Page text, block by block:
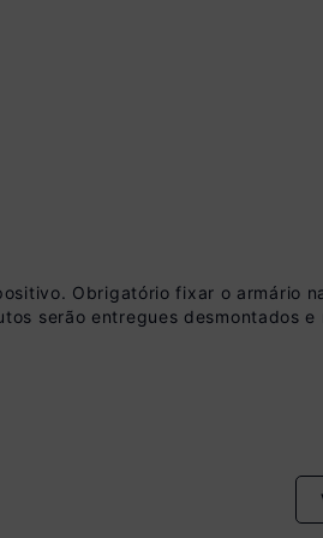
no Boleto
Obrigatório fixar o armário
serão entregues desmontados e